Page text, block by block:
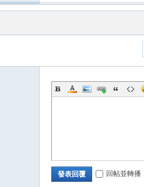
發表回覆 回帖並轉播